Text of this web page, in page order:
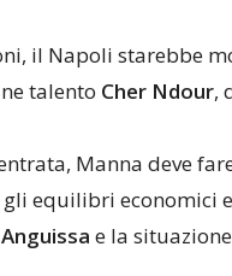
il Napoli starebbe
talento Cher Ndour,
Manna deve
equilibri economici
Anguissa e la